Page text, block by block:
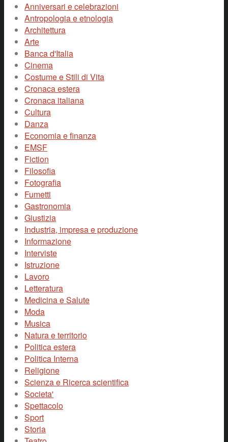
Anniversari e celebrazioni
Antropologia e etnologia
Architettura
Arte
Banca d'Italia
Cinema
Costume e Stili di Vita
Cronaca estera
Cronaca italiana
Cultura
Danza
Economia e finanza
EMSF
Fiction
Filosofia
Fotografia
Fumetti
Gastronomia
Giustizia
Industria, impresa e produzione
Informazione
Interviste
Istruzione
Lavoro
Letteratura
Medicina e Salute
Moda
Musica
Natura e territorio
Politica estera
Politica Interna
Religione
Scienza e Ricerca scientifica
Societa'
Spettacolo
Sport
Storia